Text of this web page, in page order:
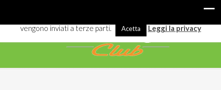
vengono inviati a terze parti.
Acetta Leggi la privacy